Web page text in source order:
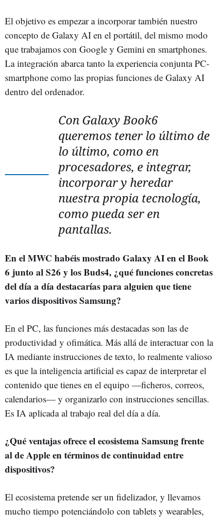
El objetivo es empezar a incorporar también nuestro
concepto de Galaxy AI en el portátil, del mismo modo
que trabajamos con Google y Gemini en smartphones.
La integración abarca tanto la experiencia conjunta PC-
smartphone como las propias funciones de Galaxy AI
dentro del ordenador.
Con Galaxy Book6
queremos tener lo último de
lo último, como en
procesadores, e integrar,
incorporar y heredar
nuestra propia tecnología,
como pueda ser en
pantallas.
En el MWC habéis mostrado Galaxy AI en el Book
6 junto al S26 y los Buds4, ¿qué funciones concretas
del día a día destacarías para alguien que tiene
varios dispositivos Samsung?
En el PC, las funciones más destacadas son las de
productividad y ofimática. Más allá de interactuar con la
IA mediante instrucciones de texto, lo realmente valioso
es que la inteligencia artificial es capaz de interpretar el
contenido que tienes en el equipo —ficheros, correos,
calendarios— y organizarlo con instrucciones sencillas.
Es IA aplicada al trabajo real del día a día.
¿Qué ventajas ofrece el ecosistema Samsung frente
al de Apple en términos de continuidad entre
dispositivos?
El ecosistema pretende ser un fidelizador, y llevamos
mucho tiempo potenciándolo con tablets y wearables,